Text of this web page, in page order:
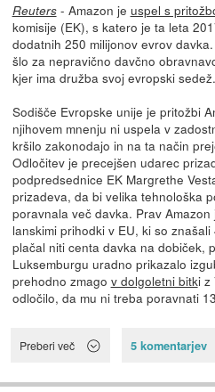
Reuters- Amazon je uspel s
komisije (EK), s katero je ta leta
dodatnih 250 milijonov evrov
šlo za nepravično davčno
kjer ima družba svoj evropski sedež.
Sodišče Evropske unije je pritožbi
njihovem mnenju ni uspela v
kršilo zakonodajo in na ta način
Odločitev je precejšen udarec
podpredsednice EK Margrethe
prizadeva, da bi velika tehnološka
poravnala več davka. Prav
lanskimi prihodki v EU, ki so
plačal niti centa davka na dobiček,
Luksemburgu uradno prikazalo
prehodno zmago v dolgoletni bitki z
odločilo, da mu ni treba poravnati
Preberi več 5 komentarjev